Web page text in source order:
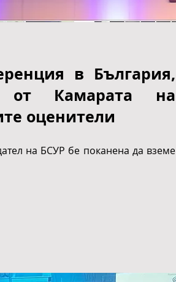
в България,
от Камарата на
оценители
на БСУР бе поканена да вземе